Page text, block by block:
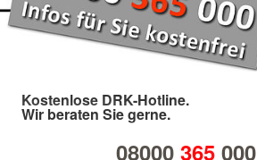
Kostenlose DRK-Hotline.
Wir beraten Sie gerne.
08000 365000